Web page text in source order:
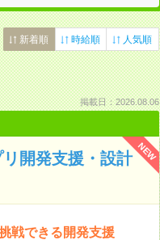
新着順 時給順 人気順
掲載日：2026.08.06
NEW
開発支援・設計
戦できる開発支援